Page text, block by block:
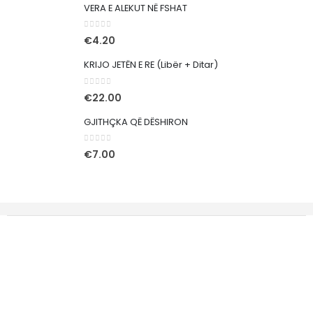
VERA E ALEKUT NË FSHAT
0out of 5
€4.20
KRIJO JETËN E RE (Libër + Ditar)
out of 5
€22.00
GJITHÇKA QË DËSHIRON
0out of 5
€7.00